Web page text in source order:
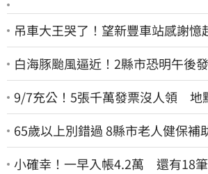
吊車大王哭了！望新豐車站感謝憶
白海豚颱風逼近！2縣市恐明午後
9/7充公！5張千萬發票沒人領 地
65歲以上別錯過 8縣市老人健保補
小確幸！一早入帳4.2萬 還有18